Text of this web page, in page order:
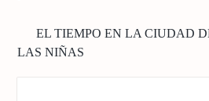
EL TIEMPO EN LA CIUDAD
LAS NIÑAS